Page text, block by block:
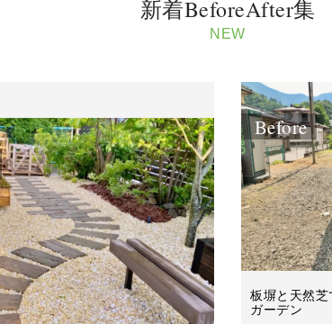
新着BeforeAfter集
NEW
Before
板塀と天然
ガーデン